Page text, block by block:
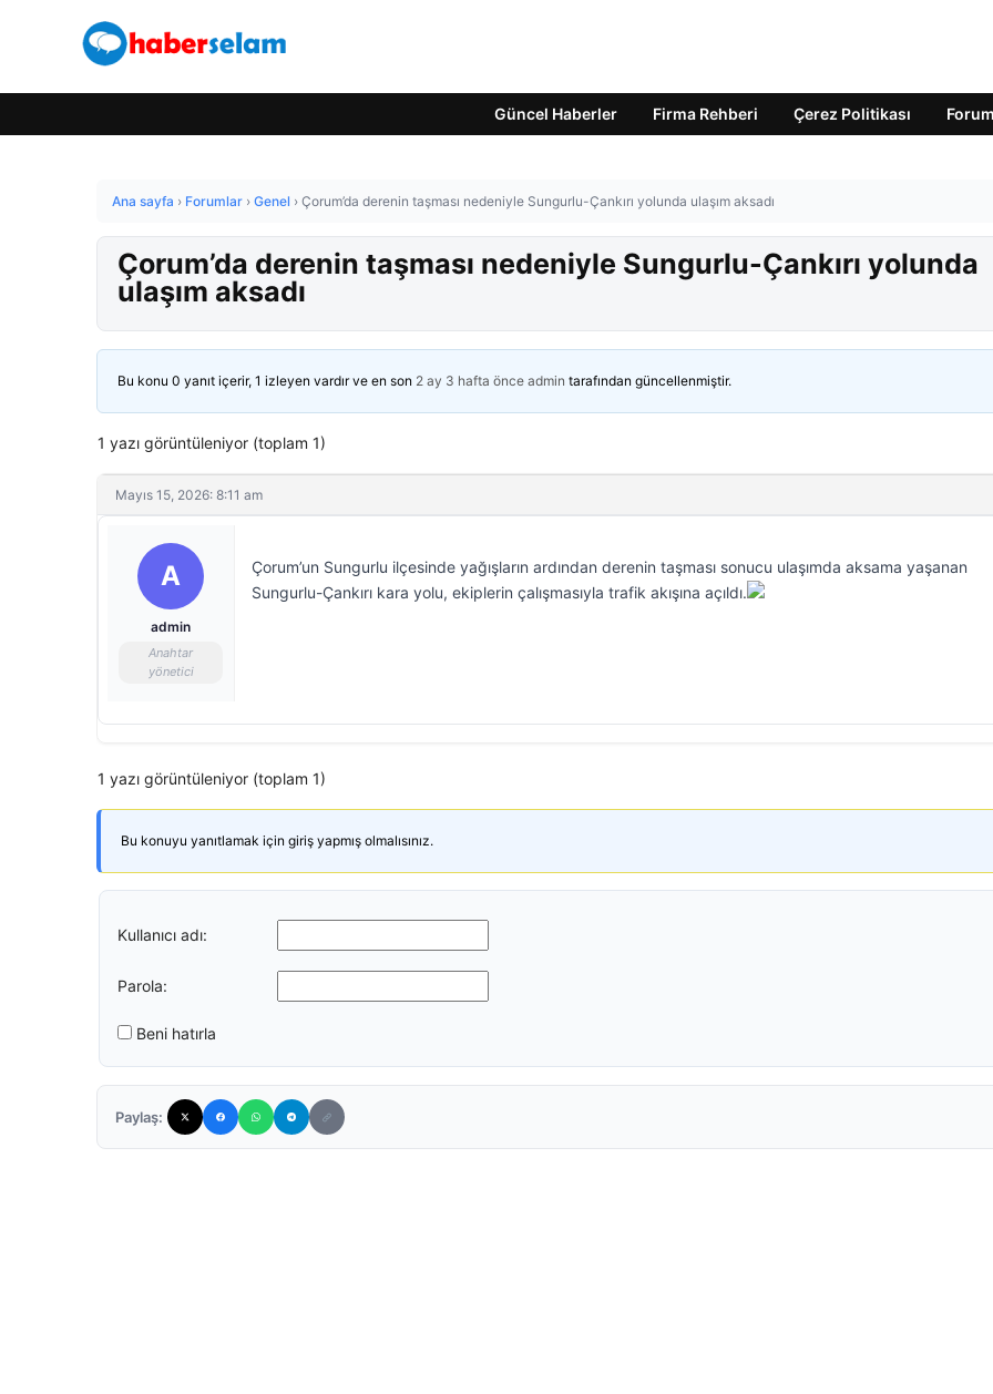
Güncel Haberler Firma Rehberi Çerez Politikası Forum
Ana sayfa › Forumlar › Genel › Çorum’da derenin taşması nedeniyle Sungurlu-Çankırı yolunda ulaşım aksadı
Çorum’da derenin taşması nedeniyle Sungurlu-Çankırı yolunda
ulaşım aksadı
Bu konu 0 yanıt içerir, 1 izleyen vardır ve en son 2 ay 3 hafta önce admin tarafından güncellenmiştir.
1 yazı görüntüleniyor (toplam 1)
Mayıs 15, 2026: 8:11 am
A
admin
Anahtar
yönetici
Çorum’un Sungurlu ilçesinde yağışların ardından derenin taşması sonucu ulaşımda aksama yaşanan
Sungurlu-Çankırı kara yolu, ekiplerin çalışmasıyla trafik akışına açıldı.
1 yazı görüntüleniyor (toplam 1)
Bu konuyu yanıtlamak için giriş yapmış olmalısınız.
Kullanıcı adı:
Parola:
Beni hatırla
Paylaş: